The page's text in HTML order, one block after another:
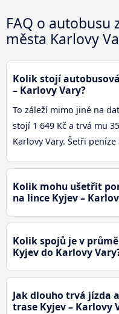
FAQ o autobusu
města Karlovy
Kolik stojí
– Karlovy Vary?
To záleží mimo jiné na
stojí 1 649 Kč a trvá mu
Karlovy Vary. Šetři
Kolik mohu ušetřit
na lince Kyjev –
Kolik spojů je v
Kyjev do Karlovy
Jak dlouho trvá jízda
trase Kyjev – Karlovy